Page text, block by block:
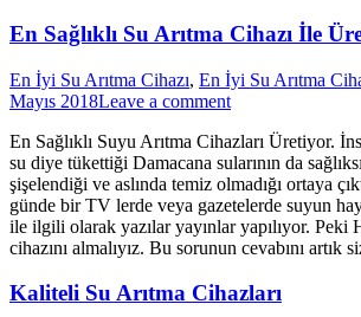
En Sağlıklı Su Arıtma Cihazı İle
En İyi Su Arıtma Cihazı, En İyi Su Arıtma
Mayıs 2018Leave a comment
En Sağlıklı Suyu Arıtma Cihazları Üretiyor.
su diye tükettiği Damacana sularının da
şişelendiği ve aslında temiz olmadığı ortaya
günde bir TV lerde veya gazetelerde suyun
ile ilgili olarak yazılar yayınlar yapılıyor. Peki
cihazını almalıyız. Bu sorunun cevabını
Kaliteli Su Arıtma Cihazları